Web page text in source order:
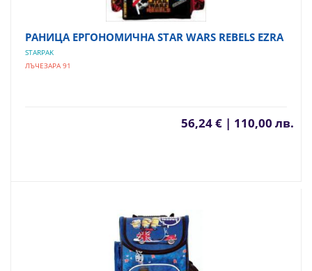
РАНИЦА ЕРГОНОМИЧНА STAR WARS REBELS EZRA
STARPAK
ЛЪЧЕЗАРА 91
56,24 € | 110,00 лв.